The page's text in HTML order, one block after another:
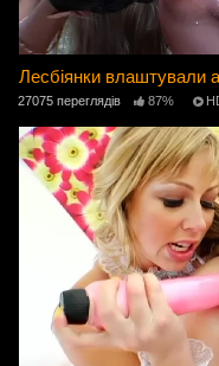
Лесбіянки влаштували
27075 переглядів 87%